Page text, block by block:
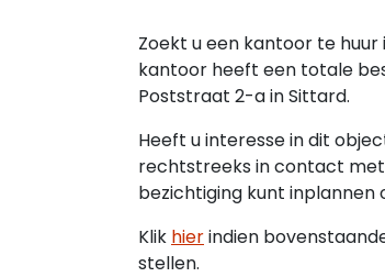
Zoekt u een kantoor te huur
kantoor heeft een totale
Poststraat 2-a in Sittard.
Heeft u interesse in dit
rechtstreeks in contact
bezichtiging kunt inplannen
Klik hierindien
stellen.